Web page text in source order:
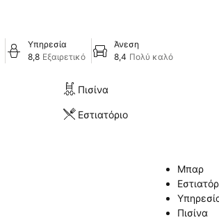
Υπηρεσία
8,8 Εξαιρετικό
Άνεση
8,4 Πολύ καλό
Πισίνα
Εστιατόριο
Μπαρ
Πισίνα